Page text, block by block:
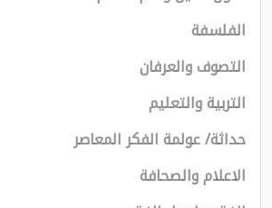
والعرفان
والتعليم
الفكر المعاصر
والصحافة